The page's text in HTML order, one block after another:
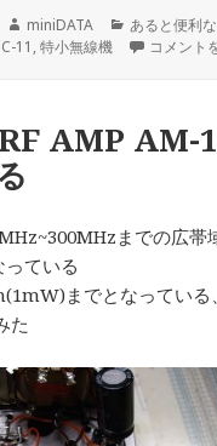
作
成
miniDATA
カ
テ
あると便利
11 ,特小無線機 昔の特小
コメント
AMP AM-
までの広帯
ている
までとなっている
た